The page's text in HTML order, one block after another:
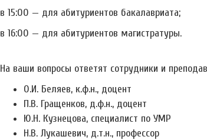
в 15:00 — для абитуриентов бакалавриата;
в 16:00 — для абитуриентов магистратуры.
На ваши вопросы ответят сотрудники и
О.И. Беляев, к.ф.н., доцент
П.В. Гращенков, д.ф.н., доцент
Ю.Н. Кузнецова, специалист по УМР
Н.В. Лукашевич, д.т.н., профессор